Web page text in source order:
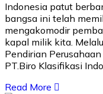
Indonesia patut
bangsa ini telah
mengakomodir
kapal milik kita.
Pendirian
PT.Biro Klasifikasi
Read More